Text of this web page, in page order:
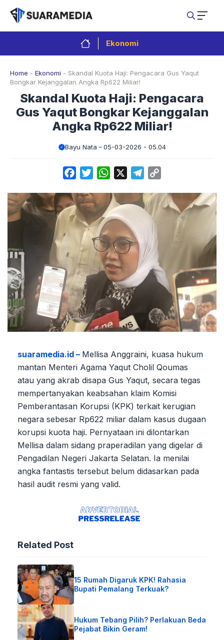
Langsung
isi
Ekonomi
Home - Ekonomi - Skandal Kuota Haji: Pengacara Gus Yaqut
Bongkar Kejanggalan Angka Rp622 Miliar!
Skandal Kuota Haji: Pengacara
Gus Yaqut Bongkar Kejanggalan
Angka Rp622 Miliar!
Bayu Nata 05-03-2026 - 05.04
FacebookTwitterWhatsApp Telegram
suaramedia.id – Mellisa Anggraini, kuasa hukum
mantan Menteri Agama Yaqut Cholil Qoumas
atau yang akrab disapa Gus Yaqut, secara tegas
mempertanyakan keabsahan klaim Komisi
Pemberantasan Korupsi (KPK) terkait kerugian
negara sebesar Rp622 miliar dalam kasus dugaan
korupsi kuota haji. Pernyataan ini dilontarkan
Mellisa dalam sidang praperadilan yang digelar di
Pengadilan Negeri Jakarta Selatan. Ia menilai
angka fantastis tersebut belum didasarkan pada
hasil audit resmi yang valid.
Related Post
15 Rumah Digaruk KPK! Rahasia
Bupati Pemalang Terkuak?
Hukum Tebang Pilih? Perlakuan Beda
Pejabat Bikin Geram!